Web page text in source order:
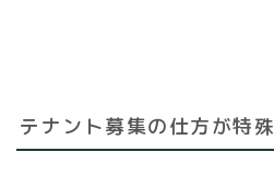
テナント募集の仕方が特殊